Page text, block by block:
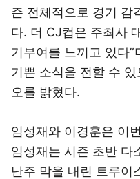
즌 전체적으로 경기 감
다. 더 CJ컵은 주최사
기부여를 느끼고 있다”
기쁜 소식을 전할 수
오를 밝혔다.
임성재와 이경훈은 이
임성재는 시즌 초반 다
난주 막을 내린 트루이